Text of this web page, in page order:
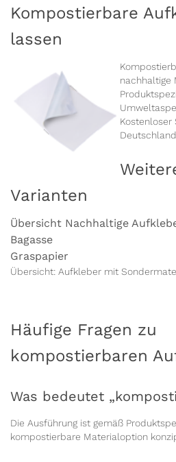
Kompostierbare
lassen
nachhaltige
Varianten
Übersicht Nachhaltige
Bagasse
Graspapier
Übersicht: Aufkleber mit
Häufige Fragen zu
kompostierbaren
Was bedeutet
Die Ausführung ist gemäß
kompostierbare Materialoption